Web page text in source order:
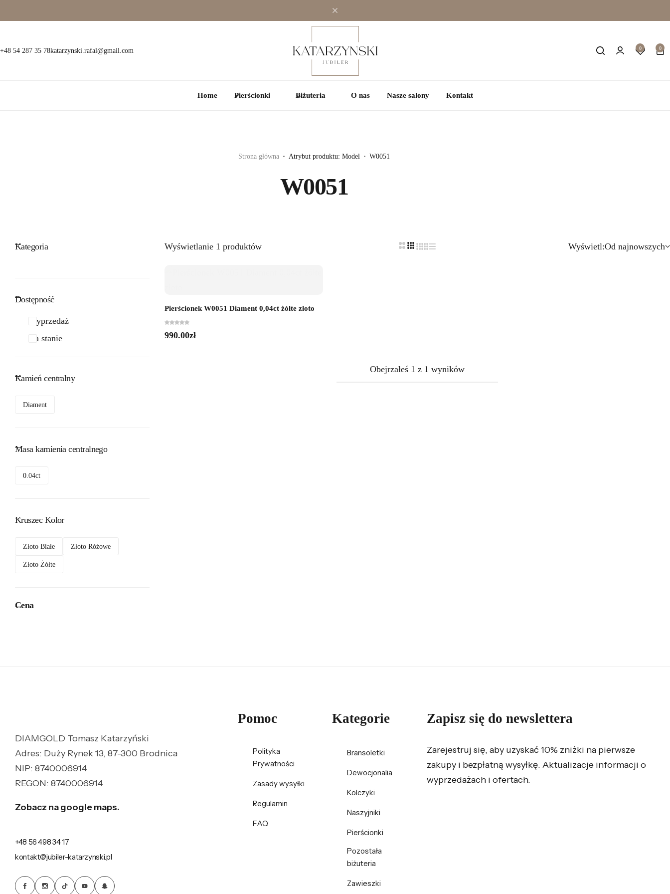
+48 54 287 35 78katarzynski.rafal@gmail.com 0 0
Home Pierścionki Biżuteria O nas Nasze salony Kontakt
Strona główna Atrybut produktu: Model W0051
W0051
Wyświetlanie 1 produktów Wyświetl:Od najnowszych
Pierścionek W0051 Diament 0,04ct żółte złoto
990.00zł
Obejrzałeś 1 z 1 wyników
Kategoria
Dostępność
Wyprzedaż
Na stanie
Kamień centralny
Diament
Masa kamienia centralnego
0.04ct
Kruszec Kolor
Złoto Białe Złoto Różowe
Złoto Żółte
Cena
DIAMGOLD Tomasz Katarzyński
Adres: Duży Rynek 13, 87-300 Brodnica
NIP: 8740006914
REGON: 8740006914
Zobacz na google maps.
+48 56 498 34 17
kontakt@jubiler-katarzynski.pl
Pomoc
Polityka
Prywatności
Zasady wysyłki
Regulamin
FAQ
Kategorie
Bransoletki
Dewocjonalia
Kolczyki
Naszyjniki
Pierścionki
Pozostała
biżuteria
Zawieszki
Zapisz się do newslettera
Zarejestruj się, aby uzyskać 10% zniżki na pierwsze
zakupy i bezpłatną wysyłkę. Aktualizacje informacji o
wyprzedażach i ofertach.